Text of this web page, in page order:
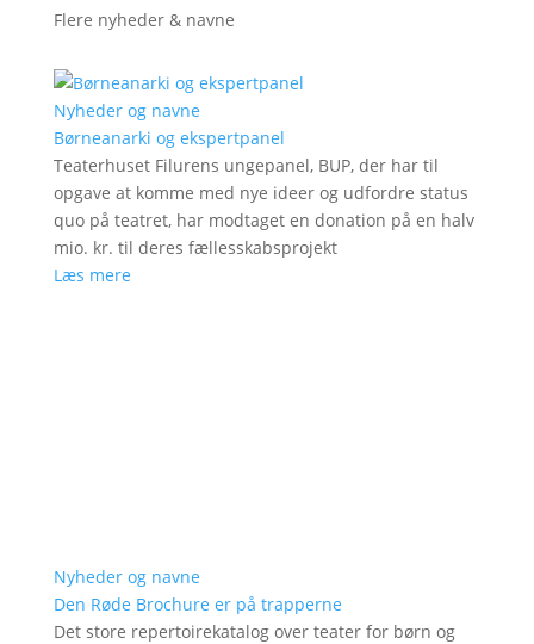
Flere nyheder & navne
Nyheder og navne
Børneanarki og ekspertpanel
Teaterhuset Filurens ungepanel, BUP, der har til
opgave at komme med nye ideer og udfordre status
quo på teatret, har modtaget en donation på en halv
mio. kr. til deres fællesskabsprojekt
Læs mere
Nyheder og navne
Den Røde Brochure er på trapperne
Det store repertoirekatalog over teater for børn og